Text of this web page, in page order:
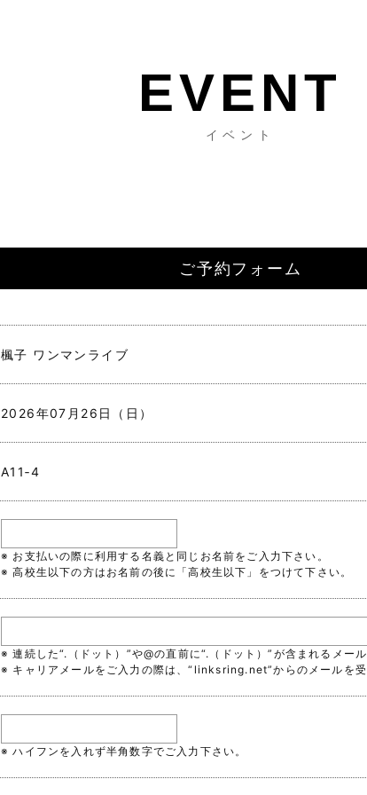
イベント
ご予約フォーム
楓子 ワンマンライブ
2026年07月26日（日）
A11‐4
※ お支払いの際に利用する名義と同じお名前をご入力下さい。
※ 高校生以下の方はお名前の後に「高校生以下」をつけて下さい。
※ 連続した“.（ドット）”や@の直前に“.（ドット）”が含まれるメー
※ キャリアメールをご入力の際は、“linksring.net”からのメールを受
※ ハイフンを入れず半角数字でご入力下さい。